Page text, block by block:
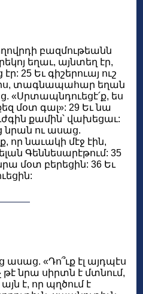
բազմութեանն
եղաւ, այնտեղ էր,
25 Եւ գիշերուայ ուշ
տագնապահար եղան
«Սրտապնդուեցէ՛ք, ես
մօտ գալ»: 29 Եւ նա
քամին՝ վախեցաւ:
նրան ու ասաց.
որ նաւակի մէջ էին,
Գեննեսարէթում: 35
մօտ բերեցին: 36 Եւ
«Դո՞ւք էլ այդպէս
թէ նրա սիրտն է մտնում,
է, որ պղծում է